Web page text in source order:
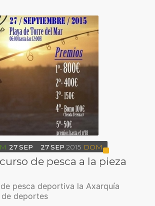
27 SEP 27SEP 2015 DOM
de pesca a la pieza
pesca deportiva la Axarquía
deportes